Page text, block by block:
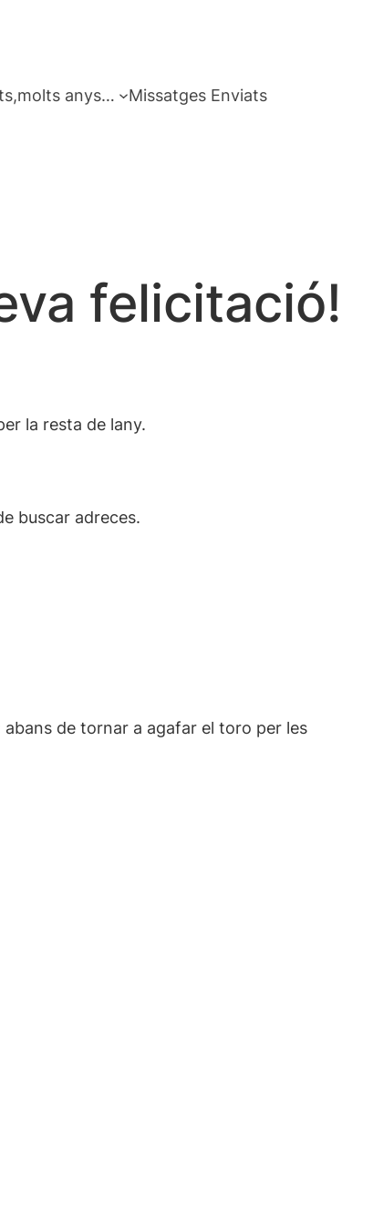
anys… Missatges Enviats
felicitació!
la resta de lany.
buscar adreces.
abans de tornar a agafar el toro per les